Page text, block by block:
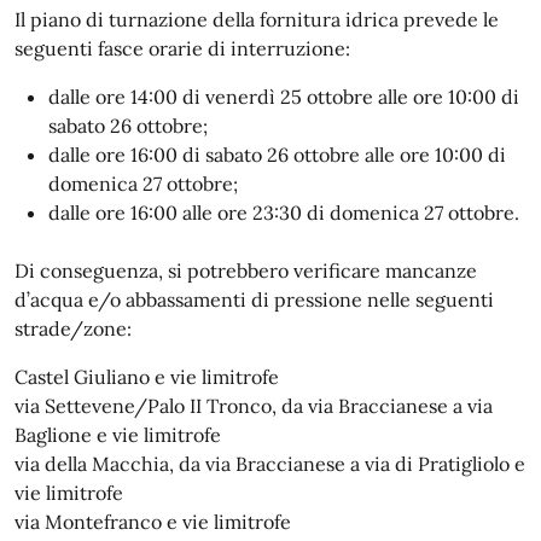
Il piano di turnazione della fornitura idrica prevede le
seguenti fasce orarie di interruzione:
dalle ore 14:00 di venerdì 25 ottobre alle ore 10:00 di
sabato 26 ottobre;
dalle ore 16:00 di sabato 26 ottobre alle ore 10:00 di
domenica 27 ottobre;
dalle ore 16:00 alle ore 23:30 di domenica 27 ottobre.
Di conseguenza, si potrebbero verificare mancanze
d’acqua e/o abbassamenti di pressione nelle seguenti
strade/zone:
Castel Giuliano e vie limitrofe
via Settevene/Palo II Tronco, da via Braccianese a via
Baglione e vie limitrofe
via della Macchia, da via Braccianese a via di Pratigliolo e
vie limitrofe
via Montefranco e vie limitrofe